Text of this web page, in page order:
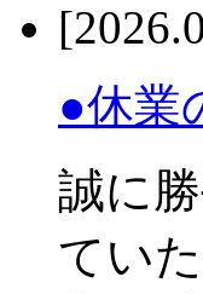
●休業
誠に
てい